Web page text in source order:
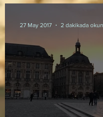
27 May 2017 2 dakikada